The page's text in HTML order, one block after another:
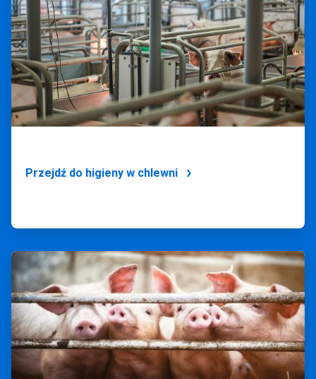
4
Przejdź do higieny w chlewni
ArticleTile
3
dla
4